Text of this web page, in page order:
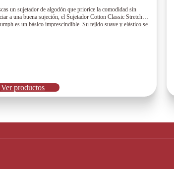
un sujetador de algodón que priorice la comodidad sin
a una buena sujeción, el Sujetador Cotton Classic Stretch
es un básico imprescindible. Su tejido suave y elástico se
Ver productos